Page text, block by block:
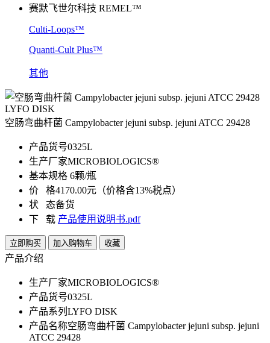
赛默飞世尔科技 REMEL™
Culti-Loops™
Quanti-Cult Plus™
其他
LYFO DISK
空肠弯曲杆菌 Campylobacter jejuni subsp. jejuni ATCC 29428
产品货号0325L
生产厂家MICROBIOLOGICS®
基本规格 6颗/瓶
价 格4170.00元（价格含13%税点）
状 态备货
下 载 产品使用说明书.pdf
立即购买 加入购物车 收藏
产品介绍
生产厂家MICROBIOLOGICS®
产品货号0325L
产品系列 LYFO DISK
产品名称空肠弯曲杆菌 Campylobacter jejuni subsp. jejuni
ATCC 29428